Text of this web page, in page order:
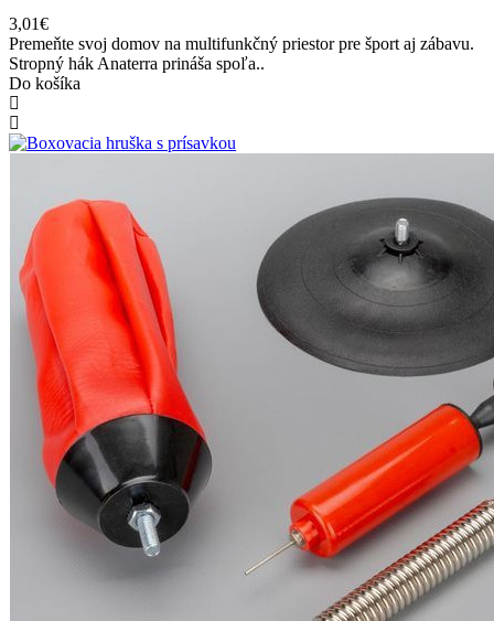
3,01€
Premeňte svoj domov na multifunkčný priestor pre šport aj zábavu.
Stropný hák Anaterra prináša spoľa..
Do košíka